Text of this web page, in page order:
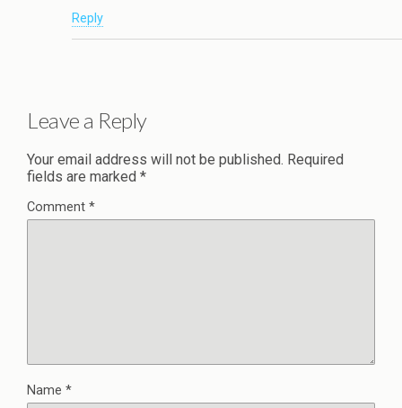
Reply
Leave a Reply
Your email address will not be published. Required
fields are marked *
Comment *
Name *